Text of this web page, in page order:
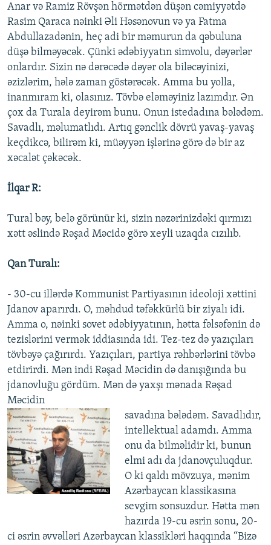
Anar və Ramiz Rövşən hörmətdən düşən cəmiyyətdə
Rasim Qaraca nəinki Əli Həsənovun və ya Fatma
Abdullazadənin, heç adi bir məmurun da qəbuluna
düşə bilməyəcək. Çünki ədəbiyyatın simvolu, dəyərlər
onlardır. Sizin nə dərəcədə dəyər ola biləcəyinizi,
əzizlərim, hələ zaman göstərəcək. Amma bu yolla,
inanmıram ki, olasınız. Tövbə eləməyiniz lazımdır. Ən
çox da Turala deyirəm bunu. Onun istedadına bələdəm.
Savadlı, məlumatlıdı. Artıq gənclik dövrü yavaş-yavaş
keçdikcə, bilirəm ki, müəyyən işlərinə görə də bir az
xəcalət çəkəcək.
İlqar R:
Tural bəy, belə görünür ki, sizin nəzərinizdəki qırmızı
xətt əslində Rəşad Məcidə görə xeyli uzaqda cızılıb.
Qan Turalı:
- 30-cu illərdə Kommunist Partiyasının ideoloji xəttini
Jdanov aparırdı. O, məhdud təfəkkürlü bir ziyalı idi.
Amma o, nəinki sovet ədəbiyyatının, hətta fəlsəfənin də
tezislərini vermək iddiasında idi. Tez-tez də yazıçıları
tövbəyə çağırırdı. Yazıçıları, partiya rəhbərlərini tövbə
etdirirdi. Mən indi Rəşad Məcidin də danışığında bu
jdanovluğu gördüm. Mən də yaxşı mənada Rəşad
Məcidin
savadına bələdəm. Savadlıdır,
intellektual adamdı. Amma
onu da bilməlidir ki, bunun
elmi adı da jdanovçuluqdur.
O ki qaldı mövzuya, mənim
Azərbaycan klassikasına
sevgim sonsuzdur. Hətta mən
hazırda 19-cu əsrin sonu, 20-
ci əsrin əvvəlləri Azərbaycan klassikləri haqqında “Bizə